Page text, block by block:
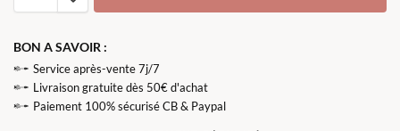
BON A SAVOIR :
Service après-vente 7j/7
Livraison gratuite dès 50€ d'achat
Paiement 100% sécurisé CB & Paypal